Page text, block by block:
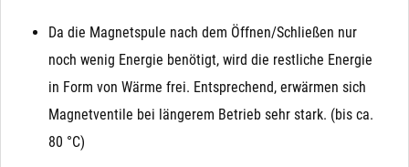
Da die Magnetspule nach dem Öffnen/Schließen nur
noch wenig Energie benötigt, wird die restliche Energie
in Form von Wärme frei. Entsprechend, erwärmen sich
Magnetventile bei längerem Betrieb sehr stark. (bis ca.
80 °C)